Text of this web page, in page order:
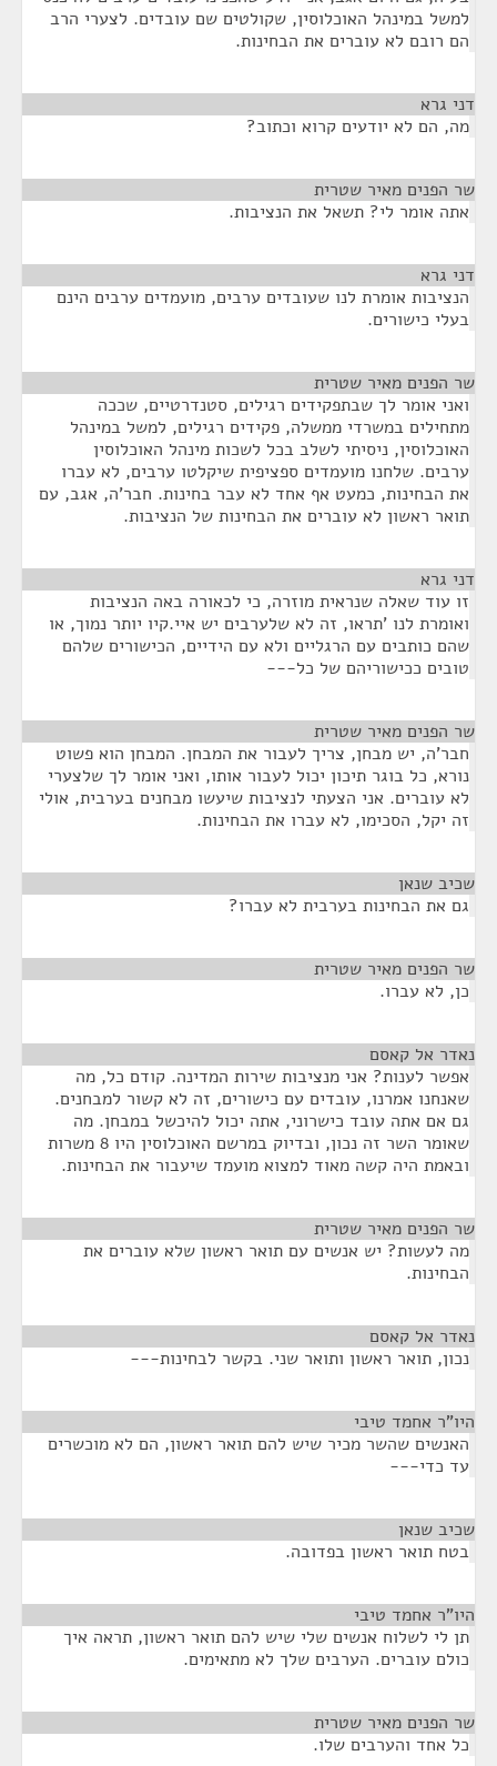
למשל במינהל האוכלוסין, שקולטים שם עובדים. לצערי הרב
הם רובם לא עוברים את הבחינות.
דני גרא
מה, הם לא יודעים קרוא וכתוב?
שר הפנים מאיר שטרית
אתה אומר לי? תשאל את הנציבות.
דני גרא
הנציבות אומרת לנו שעובדים ערבים, מועמדים ערבים הינם
בעלי כישורים.
שר הפנים מאיר שטרית
ואני אומר לך שבתפקידים רגילים, סטנדרטיים, שככה
מתחילים במשרדי ממשלה, פקידים רגילים, למשל במינהל
האוכלוסין, ניסיתי לשלב בכל לשכות מינהל האוכלוסין
ערבים. שלחנו מועמדים ספציפית שיקלטו ערבים, לא עברו
את הבחינות, כמעט אף אחד לא עבר בחינות. חבר'ה, אגב, עם
תואר ראשון לא עוברים את הבחינות של הנציבות.
דני גרא
זו עוד שאלה שנראית מוזרה, כי לכאורה באה הנציבות
ואומרת לנו 'תראו, זה לא שלערבים יש איי.קיו יותר נמוך, או
שהם כותבים עם הרגליים ולא עם הידיים, הכישורים שלהם
טובים ככישוריהם של כל---
שר הפנים מאיר שטרית
חבר'ה, יש מבחן, צריך לעבור את המבחן. המבחן הוא פשוט
נורא, כל בוגר תיכון יכול לעבור אותו, ואני אומר לך שלצערי
לא עוברים. אני הצעתי לנציבות שיעשו מבחנים בערבית, אולי
זה יקל, הסכימו, לא עברו את הבחינות.
שכיב שנאן
גם את הבחינות בערבית לא עברו?
שר הפנים מאיר שטרית
כן, לא עברו.
נאדר אל קאסם
אפשר לענות? אני מנציבות שירות המדינה. קודם כל, מה
שאנחנו אמרנו, עובדים עם כישורים, זה לא קשור למבחנים.
גם אם אתה עובד כישרוני, אתה יכול להיכשל במבחן. מה
שאומר השר זה נכון, ובדיוק במרשם האוכלוסין היו 8 משרות
ובאמת היה קשה מאוד למצוא מועמד שיעבור את הבחינות.
שר הפנים מאיר שטרית
מה לעשות? יש אנשים עם תואר ראשון שלא עוברים את
הבחינות.
נאדר אל קאסם
נכון, תואר ראשון ותואר שני. בקשר לבחינות---
היו"ר אחמד טיבי
האנשים שהשר מכיר שיש להם תואר ראשון, הם לא מוכשרים
עד כדי---
שכיב שנאן
בטח תואר ראשון בפדובה.
היו"ר אחמד טיבי
תן לי לשלוח אנשים שלי שיש להם תואר ראשון, תראה איך
כולם עוברים. הערבים שלך לא מתאימים.
שר הפנים מאיר שטרית
כל אחד והערבים שלו.